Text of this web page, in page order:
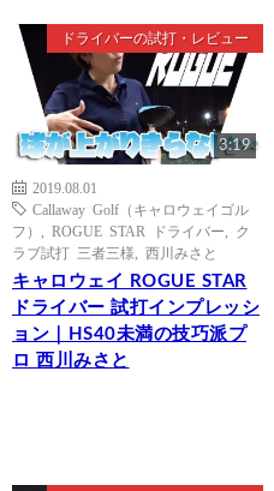
ドライバーの試打・レビュー
3:19
2019.08.01
Callaway Golf（キャロウェイゴル
フ）
ROGUE STAR ドライバー
ク
ラブ試打 三者三様
西川みさと
キャロウェイ ROGUE STAR
ドライバー 試打インプレッシ
ョン｜HS40未満の技巧派プ
ロ 西川みさと